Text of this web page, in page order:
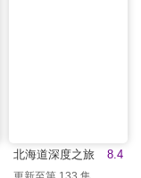
8.4
北海道深度之旅